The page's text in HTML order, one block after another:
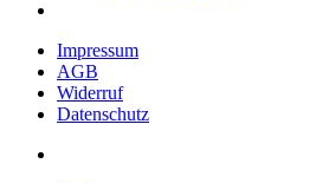
Impressum
AGB
Widerruf
Datenschutz